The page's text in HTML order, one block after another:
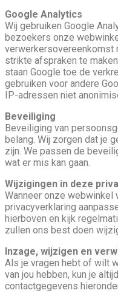
Google Analytics
Wij gebruiken Google
bezoekers onze
verwerkersovereenkomst
strikte afspraken te
staan Google toe de
gebruiken voor andere
IP-adressen niet
Beveiliging
Beveiliging van
belang. Wij zorgen dat je
zijn. We passen de
wat er mis kan gaan.
Wijzigingen in deze
Wanneer onze webwinkel
privacyverklaring
hierboven en kijk
zullen ons best doen
Inzage, wijzigen en
Als je vragen hebt of wilt
van jou hebben, kun je
contactgegevens